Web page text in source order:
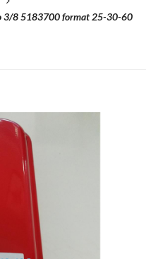
3/8 5183700 format 25-30-60